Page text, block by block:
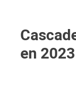
en 2023